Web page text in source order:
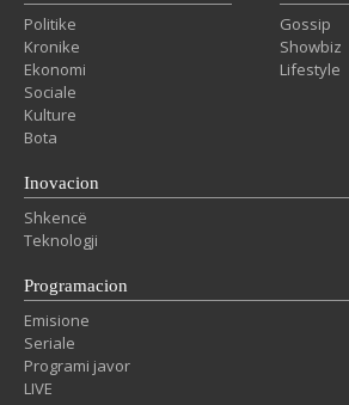
Politike
Kronike
Ekonomi
Sociale
Kulture
Bota
Gossip
Showbiz
Lifestyle
Inovacion
Shkencë
Teknologji
Programacion
Emisione
Seriale
Programi javor
LIVE